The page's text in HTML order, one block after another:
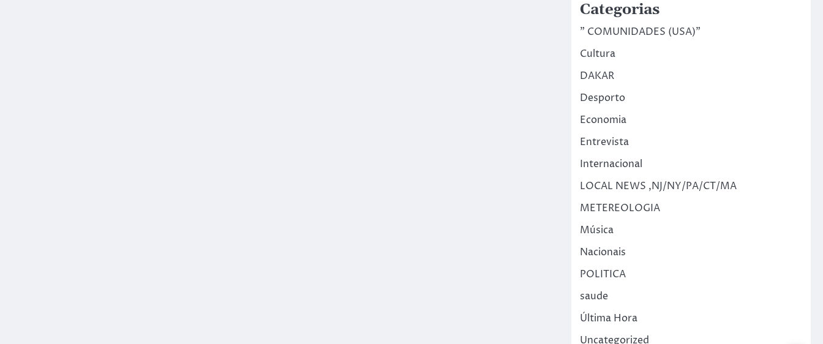
Categorias
" COMUNIDADES (USA)"
Cultura
DAKAR
Desporto
Economia
Entrevista
Internacional
LOCAL NEWS ,NJ/NY/PA/CT/MA
METEREOLOGIA
Música
Nacionais
POLITICA
saude
Última Hora
Uncategorized